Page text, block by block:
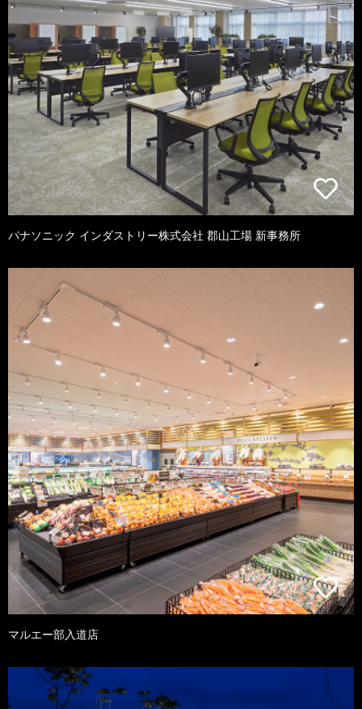
パナソニック インダストリー株式会社 郡山工場 新事務所
マルエー部入道店